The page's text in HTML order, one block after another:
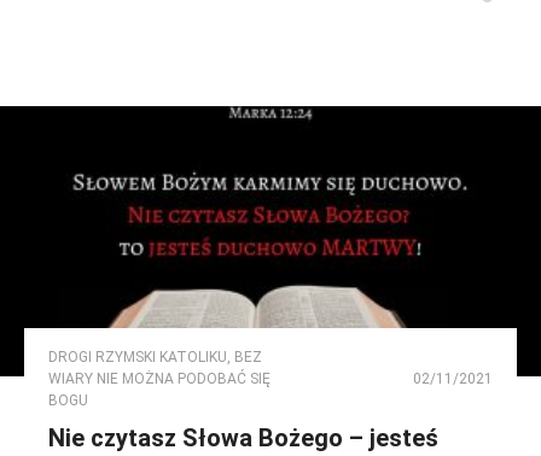
DROGI RZYMSKI KATOLIKU, BEZ
WIARY NIE MOŻNA PODOBAĆ SIĘ
BOGU
02/11/2021
Nie czytasz Słowa Bożego – jesteś